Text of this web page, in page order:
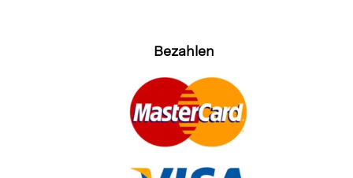
Bezahlen